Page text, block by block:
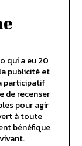
qui a eu 20
publicité et
participatif
de recenser
pour agir
à toute
bénéfique